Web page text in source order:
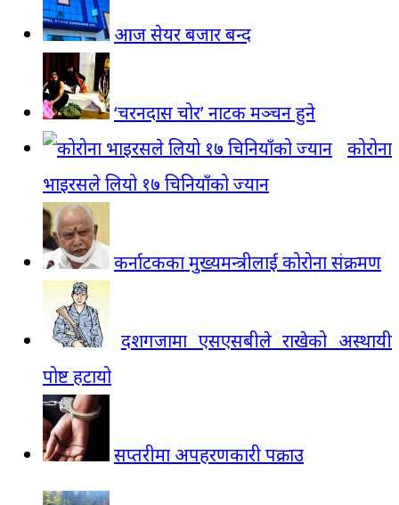
आज सेयर बजार बन्द
‘चरनदास चोर’ नाटक मञ्चन हुने
कोरोना
भाइरसले लियो १७ चिनियाँको ज्यान
कर्नाटकका मुख्यमन्त्रीलाई कोरोना संक्रमण
दशगजामा एसएसबीले राखेको अस्थायी
पोष्ट हटायो
सप्तरीमा अपहरणकारी पक्राउ